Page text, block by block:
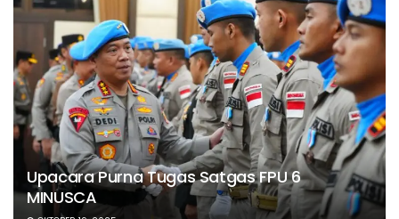
Upacara Purna Tugas Satgas FPU 6
MINUSCA